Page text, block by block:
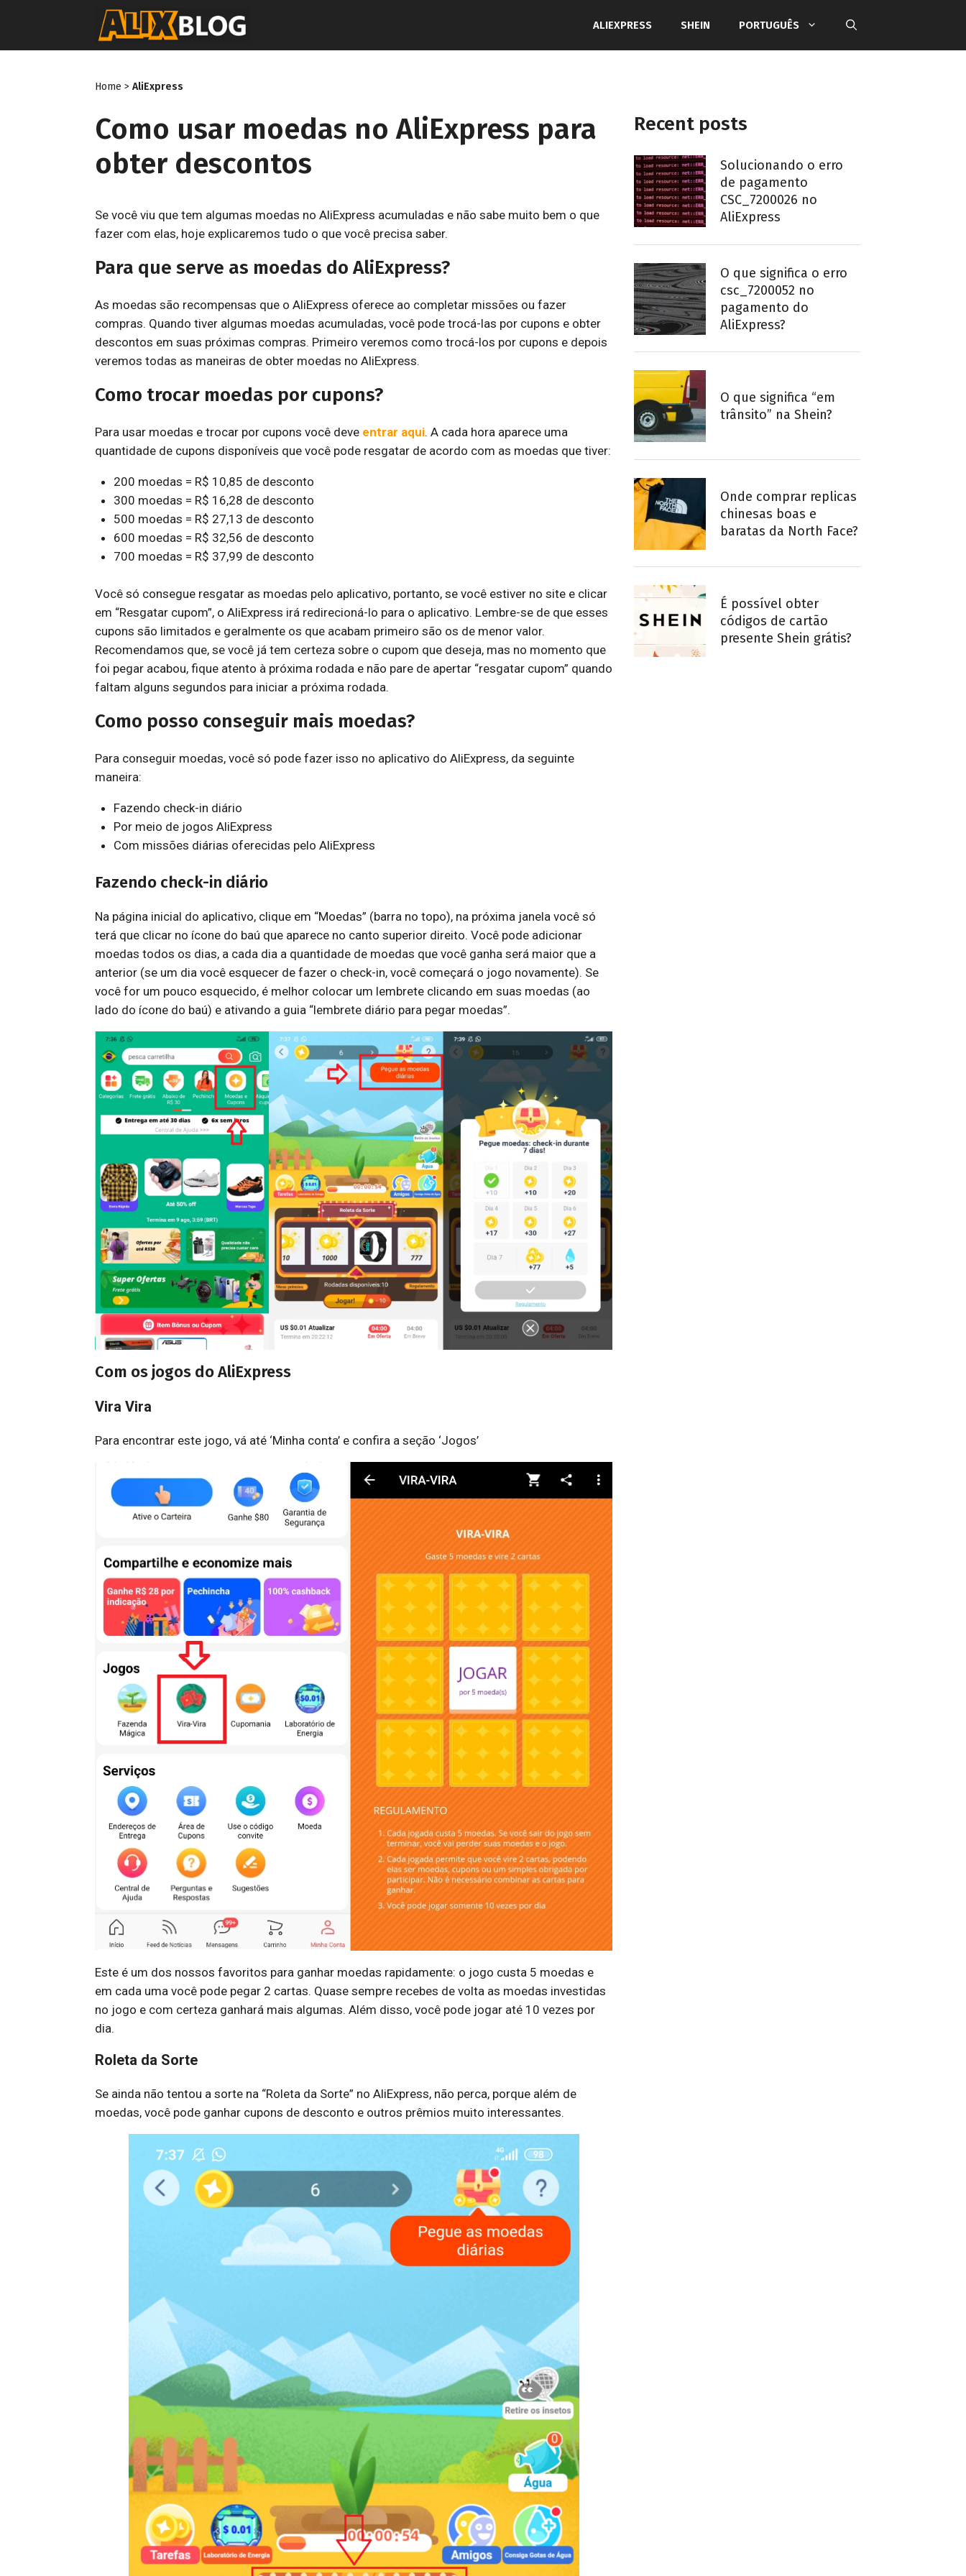
ALIEXPRESS SHEIN PORTUGUÊS
Home > AliExpress
Como usar moedas no AliExpress para
obter descontos
Se você viu que tem algumas moedas no AliExpress acumuladas e não sabe muito bem o que
fazer com elas, hoje explicaremos tudo o que você precisa saber.
Para que serve as moedas do AliExpress?
As moedas são recompensas que o AliExpress oferece ao completar missões ou fazer
compras. Quando tiver algumas moedas acumuladas, você pode trocá-las por cupons e obter
descontos em suas próximas compras. Primeiro veremos como trocá-los por cupons e depois
veremos todas as maneiras de obter moedas no AliExpress.
Como trocar moedas por cupons?
Para usar moedas e trocar por cupons você deve entrar aqui. A cada hora aparece uma
quantidade de cupons disponíveis que você pode resgatar de acordo com as moedas que tiver:
200 moedas = R$ 10,85 de desconto
300 moedas = R$ 16,28 de desconto
500 moedas = R$ 27,13 de desconto
600 moedas = R$ 32,56 de desconto
700 moedas = R$ 37,99 de desconto
Você só consegue resgatar as moedas pelo aplicativo, portanto, se você estiver no site e clicar
em “Resgatar cupom”, o AliExpress irá redirecioná-lo para o aplicativo. Lembre-se de que esses
cupons são limitados e geralmente os que acabam primeiro são os de menor valor.
Recomendamos que, se você já tem certeza sobre o cupom que deseja, mas no momento que
foi pegar acabou, fique atento à próxima rodada e não pare de apertar “resgatar cupom” quando
faltam alguns segundos para iniciar a próxima rodada.
Como posso conseguir mais moedas?
Para conseguir moedas, você só pode fazer isso no aplicativo do AliExpress, da seguinte
maneira:
Fazendo check-in diário
Por meio de jogos AliExpress
Com missões diárias oferecidas pelo AliExpress
Fazendo check-in diário
Na página inicial do aplicativo, clique em “Moedas” (barra no topo), na próxima janela você só
terá que clicar no ícone do baú que aparece no canto superior direito. Você pode adicionar
moedas todos os dias, a cada dia a quantidade de moedas que você ganha será maior que a
anterior (se um dia você esquecer de fazer o check-in, você começará o jogo novamente). Se
você for um pouco esquecido, é melhor colocar um lembrete clicando em suas moedas (ao
lado do ícone do baú) e ativando a guia “lembrete diário para pegar moedas”.
Com os jogos do AliExpress
Vira Vira
Para encontrar este jogo, vá até ‘Minha conta’ e confira a seção ‘Jogos’
Este é um dos nossos favoritos para ganhar moedas rapidamente: o jogo custa 5 moedas e
em cada uma você pode pegar 2 cartas. Quase sempre recebes de volta as moedas investidas
no jogo e com certeza ganhará mais algumas. Além disso, você pode jogar até 10 vezes por
dia.
Roleta da Sorte
Se ainda não tentou a sorte na “Roleta da Sorte” no AliExpress, não perca, porque além de
moedas, você pode ganhar cupons de desconto e outros prêmios muito interessantes.
Recent posts
Solucionando o erro
de pagamento
CSC_7200026 no
AliExpress
O que significa o erro
csc_7200052 no
pagamento do
AliExpress?
O que significa “em
trânsito” na Shein?
Onde comprar replicas
chinesas boas e
baratas da North Face?
É possível obter
códigos de cartão
presente Shein grátis?